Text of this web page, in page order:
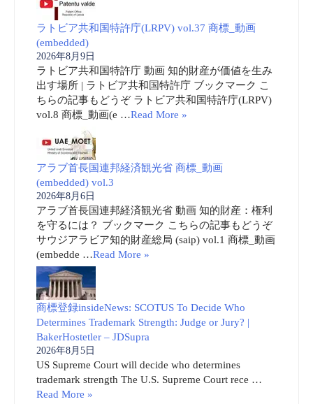
ラトビア共和国特許庁(LRPV) vol.37 商標_動画
(embedded)
2026年8月9日
ラトビア共和国特許庁 動画 知的財産が価値を生み
出す場所 | ラトビア共和国特許庁 ブックマーク こ
ちらの記事もどうぞ ラトビア共和国特許庁(LRPV)
vol.8 商標_動画(e …Read More »
アラブ首長国連邦経済観光省 商標_動画
(embedded) vol.3
2026年8月6日
アラブ首長国連邦経済観光省 動画 知的財産：権利
を守るには？ ブックマーク こちらの記事もどうぞ
サウジアラビア知的財産総局 (saip) vol.1 商標_動画
(embedde …Read More »
商標登録insideNews: SCOTUS To Decide Who
Determines Trademark Strength: Judge or Jury? |
BakerHostetler – JDSupra
2026年8月5日
US Supreme Court will decide who determines
trademark strength The U.S. Supreme Court rece …
Read More »